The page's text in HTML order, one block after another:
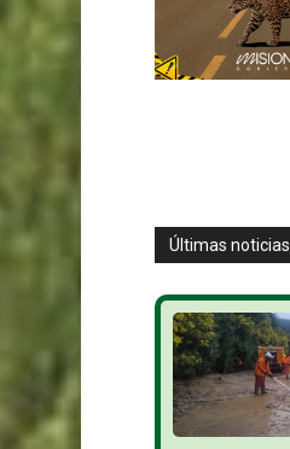
Últimas noticias